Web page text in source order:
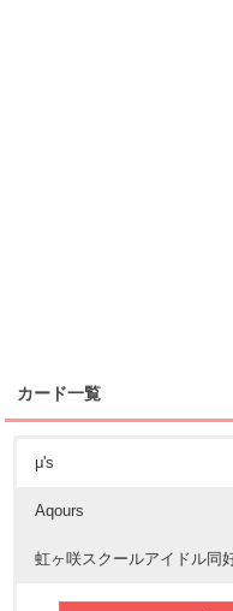
カード一覧
μ's
Aqours
虹ヶ咲スクールアイドル同